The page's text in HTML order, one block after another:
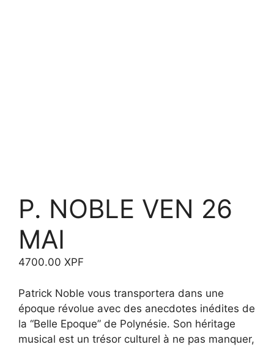
P. NOBLE VEN 26
MAI
4700.00 XPF
Patrick Noble vous transportera dans une
époque révolue avec des anecdotes inédites de
la “Belle Epoque” de Polynésie. Son héritage
musical est un trésor culturel à ne pas manquer,